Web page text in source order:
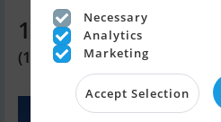
1 864 670 SEK
(1 290 000 DKK)
Necessary
Analytics
Marketing
Accept Selection